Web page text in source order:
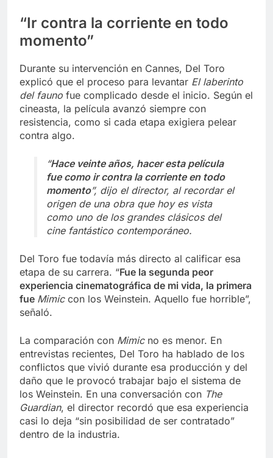
“Ir contra la corriente en todo
momento”
Durante su intervención en Cannes, Del Toro
explicó que el proceso para levantar El laberinto
del fauno fue complicado desde el inicio. Según el
cineasta, la película avanzó siempre con
resistencia, como si cada etapa exigiera pelear
contra algo.
“Hace veinte años, hacer esta película
fue como ir contra la corriente en todo
momento”, dijo el director, al recordar el
origen de una obra que hoy es vista
como uno de los grandes clásicos del
cine fantástico contemporáneo.
Del Toro fue todavía más directo al calificar esa
etapa de su carrera. “Fue la segunda peor
experiencia cinematográfica de mi vida, la primera
fue Mimiccon los Weinstein. Aquello fue horrible”,
señaló.
La comparación con Mimicno es menor. En
entrevistas recientes, Del Toro ha hablado de los
conflictos que vivió durante esa producción y del
daño que le provocó trabajar bajo el sistema de
los Weinstein. En una conversación con The
Guardian, el director recordó que esa experiencia
casi lo deja “sin posibilidad de ser contratado”
dentro de la industria.